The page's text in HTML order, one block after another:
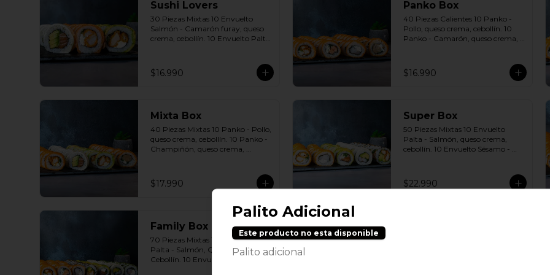
Sushi Lovers
30 Piezas Mixtas 10 Envuelto
Salmón - Camarón furay, queso
crema, cebollín. 10 Envuelto Palta
cebollín. Incluye: 3 Salsas a
elección soya o agridulce Bless + 2
$16.990
Panko Box
40 Piezas Calientes 10 Panko -
Pollo, queso crema, cebollín. 10
Panko - Camarón, queso crema,
Champiñón, queso crema,
cebollín. Incluye: 4 Salsas a
$16.990
Mixta Box
40 Piezas Mixtas 10 Panko - Pollo,
queso crema, cebollín. 10 Panko -
Champiñón, queso crema,
Queso - Salmón, palta, cebollín.
Incluye: 2 Salsa soya 2 Salsa
$17.990
Super Box
50 Piezas Mixtas 10 Envuelto
Palta - Salmón, queso crema,
cebollín. 10 Envuelto Sésamo -
10 Panko - Pollo, queso crema,
cebollín. 10 Panko - Camarón,
$22.990
Family Box
70 Piezas Mixtas 10 Envuelto
Palta - Salmón, Queso crema ,
Cebollín. 10 Envuelto Sésamo -
Palito Adicional
Este producto no esta disponible
Palito adicional